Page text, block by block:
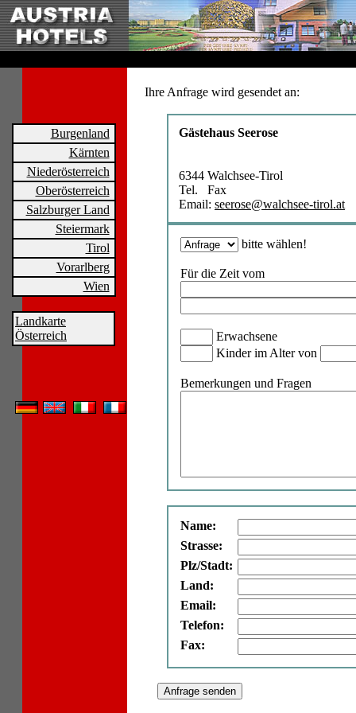
Burgenland
Kärnten
Niederösterreich
Oberösterreich
Salzburger Land
Steiermark
Tirol
Vorarlberg
Wien
Landkarte
Österreich
Ihre Anfrage wird gesendet an:
Gästehaus Seerose
6344 Walchsee-Tirol
Tel. Fax
Email: seerose@walchsee-tirol.at
bitte wählen!
Für die Zeit vom
Erwachsene
Kinder im Alter von
Bemerkungen und Fragen
Name:
Strasse:
Plz/Stadt:
Land:
Email:
Telefon:
Fax: